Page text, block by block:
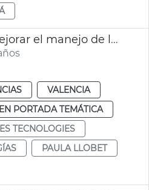
Convenio para mejorar el manejo de la tecnología
VALENCIA
EN PORTADA TEMÁTICA
TECNOLOGIES
PAULA LLOBET